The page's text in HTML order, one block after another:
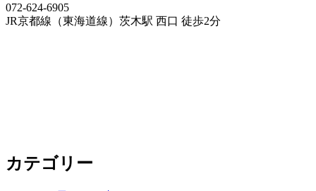
072-624-6905
JR京都線（東海道線）茨木駅 西口 徒歩2分
カテゴリー